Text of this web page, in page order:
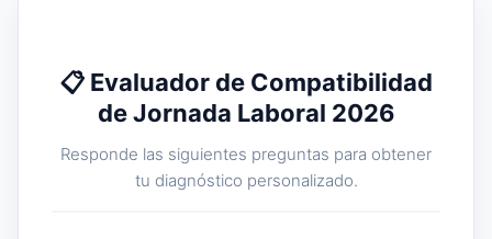
📋 Evaluador de Compatibilidad
de Jornada Laboral 2026
Responde las siguientes preguntas para obtener
tu diagnóstico personalizado.